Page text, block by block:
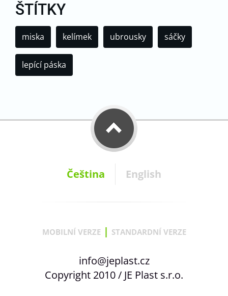
ŠTÍTKY
miska kelímek ubrousky sáčky
lepící páska
Čeština English
MOBILNÍ VERZE | STANDARDNÍ VERZE
info@jeplast.cz
Copyright 2010 / JE Plast s.r.o.